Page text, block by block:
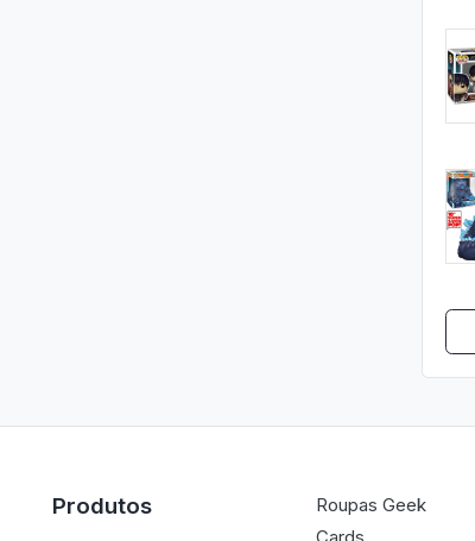
Produtos
Roupas Geek
Cards